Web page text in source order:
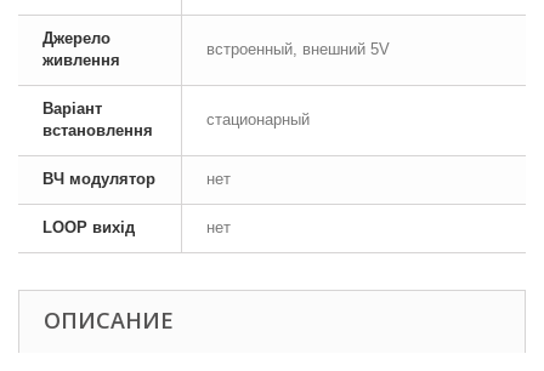
Джерело
живлення
встроенный, внешний 5V
Варіант
встановлення
стационарный
ВЧ модулятор нет
LOOP вихід нет
ОПИСАНИЕ